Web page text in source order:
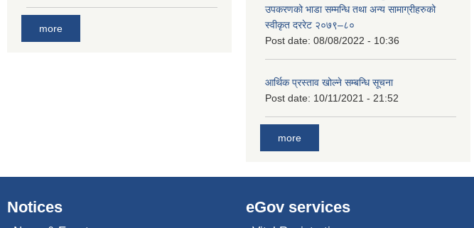
more
उपकरणको भाडा सम्मन्धि तथा अन्य सामाग्रीहरुको
स्वीकृत दररेट २०७९–८०
Post date: 08/08/2022 - 10:36
आर्थिक प्रस्ताव खोल्ने सम्बन्धि सूचना
Post date: 10/11/2021 - 21:52
more
Notices eGov services